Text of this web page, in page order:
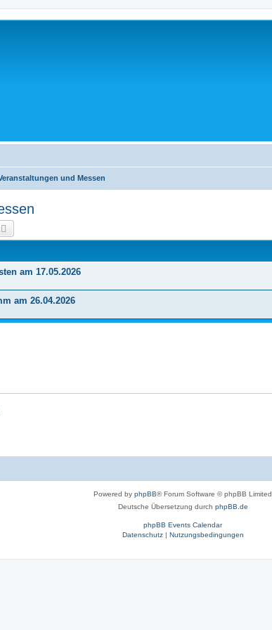
und Messen
am 17.05.2026
am 26.04.2026
Powered by phpBB® Forum Software © phpBB Limited
Deutsche Übersetzung durch phpBB.de
phpBB Events Calendar
Datenschutz| Nutzungsbedingungen